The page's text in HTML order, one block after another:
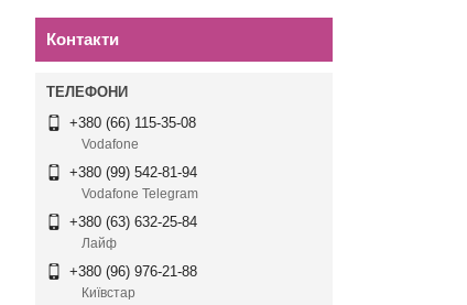
Контакти
+380 (66) 115-35-08
Vodafone
+380 (99) 542-81-94
Vodafone Telegram
+380 (63) 632-25-84
Лайф
+380 (96) 976-21-88
Київстар